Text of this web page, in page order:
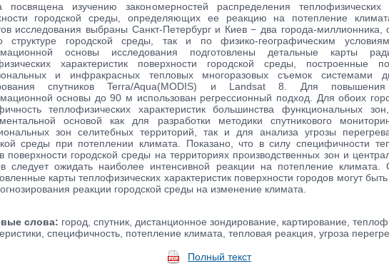
посвящена изучению закономерностей распределения теплофизических
городской среды, определяющих ее реакцию на потепление
исследования выбраны Санкт-Петербург и Киев − два города-миллионника,
структуре городской среды, так и по физико-географическим
основы исследования подготовлены детальные карты
характеристик поверхности городской среды, построенные
и инфракрасных тепловых многоразовых съемок системами
спутников Terra/Aqua(MODIS) и Landsat 8. Для повышения
основы до 90 м использован регрессионный подход. Для обоих
теплофизических характеристик большинства функциональных
основой как для разработки методики спутникового
зон селитебных территорий, так и для анализа угрозы
среды при потеплении климата. Показано, что в силу специфичности
поверхности городской среды на территориях производственных зон и
следует ожидать наиболее интенсивной реакции на потепление климата.
карты теплофизических характеристик поверхности городов могут
реакции городской среды на изменение климата.
слова: город, спутник, дистанционное зондирование, картирование,
специфичность, потепление климата, тепловая реакция, угроза
Полный текст